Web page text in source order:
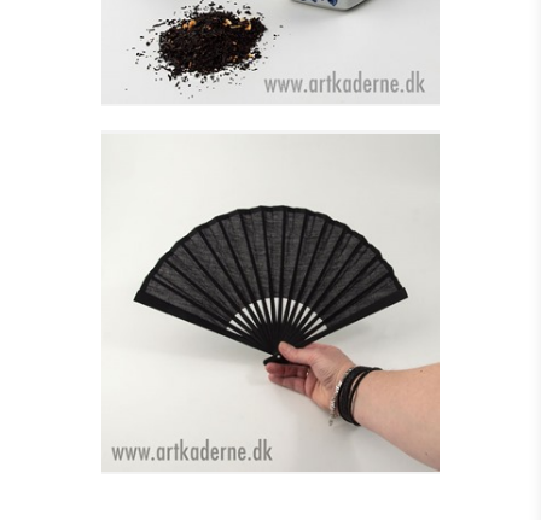
DANSEVIFTE, LILLE I
STOF - SORT
Se detajler